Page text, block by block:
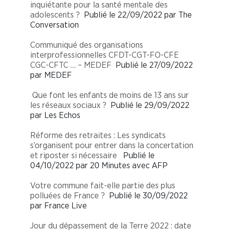
inquiétante pour la santé mentale des
adolescents ? Publié le 22/09/2022 par The
Conversation
Communiqué des organisations
interprofessionnelles CFDT-CGT-FO-CFE
CGC-CFTC … – MEDEF
Publié le 27/09/2022
par MEDEF
Que font les enfants de moins de 13 ans sur
les réseaux sociaux ?
Publié le 29/09/2022
par Les Echos
Réforme des retraites : Les syndicats
s’organisent pour entrer dans la concertation
et riposter si nécessaire Publié le
04/10/2022 par 20 Minutes avec AFP
Votre commune fait-elle partie des plus
polluées de France ? Publié le 30/09/2022
par France Live
Jour du dépassement de la Terre 2022 : date